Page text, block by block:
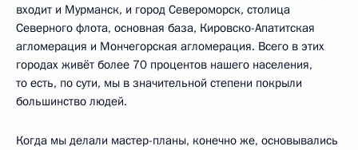
входит и Мурманск, и город Североморск, столица
Северного флота, основная база, Кировско-Апатитская
агломерация и Мончегорская агломерация. Всего в этих
городах живёт более 70 процентов нашего населения,
то есть, по сути, мы в значительной степени покрыли
большинство людей.
Когда мы делали мастер-планы, конечно же, основывались